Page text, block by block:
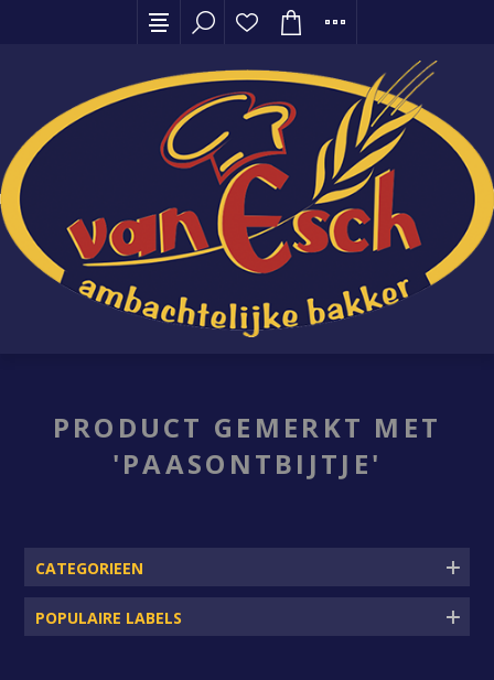
PRODUCT GEMERKT MET
'PAASONTBIJTJE'
CATEGORIEEN
POPULAIRE LABELS